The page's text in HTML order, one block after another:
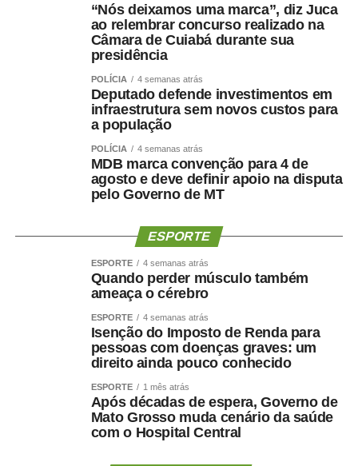
“Nós deixamos uma marca”, diz Juca
ao relembrar concurso realizado na
Câmara de Cuiabá durante sua
presidência
POLÍCIA 4 semanas atrás
Deputado defende investimentos em
infraestrutura sem novos custos para
a população
POLÍCIA 4 semanas atrás
MDB marca convenção para 4 de
agosto e deve definir apoio na disputa
pelo Governo de MT
ESPORTE
ESPORTE 4 semanas atrás
Quando perder músculo também
ameaça o cérebro
ESPORTE 4 semanas atrás
Isenção do Imposto de Renda para
pessoas com doenças graves: um
direito ainda pouco conhecido
ESPORTE 1 mês atrás
Após décadas de espera, Governo de
Mato Grosso muda cenário da saúde
com o Hospital Central